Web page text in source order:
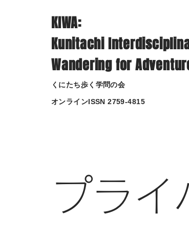
KIWA:
Kunitachi
Wandering for
くにたち歩く学問の会
​オンラインISSN 2759-4815
プライ